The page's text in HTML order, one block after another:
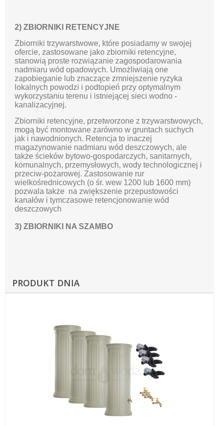
2) ZBIORNIKI RETENCYJNE
Zbiorniki trzywarstwowe, które posiadamy w swojej
ofercie, zastosowane jako zbiorniki retencyjne,
stanowią proste rozwiązanie zagospodarowania
nadmiaru wód opadowych. Umożliwiają one
zapobieganie lub znaczące zmniejszenie ryzyka
lokalnych powodzi i podtopień przy optymalnym
wykorzystaniu terenu i istniejącej sieci wodno -
kanalizacyjnej.
Zbiorniki retencyjne, przetworzone z trzywarstwowych,
mogą być montowane zarówno w gruntach suchych
jak i nawodnionych. Retencja to inaczej
magazynowanie nadmiaru wód deszczowych, ale
także ścieków bytowo-gospodarczych, sanitarnych,
komunalnych, przemysłowych, wody technologicznej i
przeciw-pożarowej. Zastosowanie rur
wielkośrednicowych (o śr. wew 1200 lub 1600 mm)
pozwala także na zwiększenie przepustowości
kanałów i tymczasowe retencjonowanie wód
deszczowych
3) ZBIORNIKI NA SZAMBO
PRODUKT DNIA